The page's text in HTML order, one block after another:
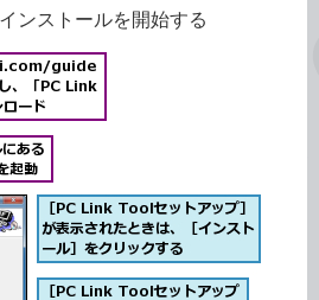
ンストールを開始する